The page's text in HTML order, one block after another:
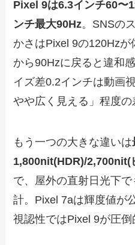
Pixel 9は6.3インチ60〜
ンチ最大90Hz。SNSの
かさはPixel 9の120Hz
から90Hzに戻ると違和
イズ差0.2インチは動画
やや広く見える」程度の
もう一つの大きな違いは
1,800nit(HDR)/2,700nit(
で、屋外の直射日光下
計。Pixel 7aは輝度値が
視認性ではPixel 9が圧倒